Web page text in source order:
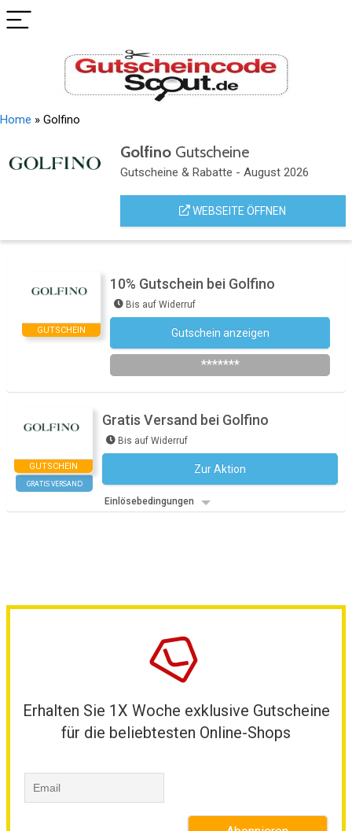
Home » Golfino
GolfinoGutscheine
Gutscheine & Rabatte - August 2026
WEBSEITE ÖFFNEN
GUTSCHEIN
10% Gutschein bei Golfino
Bis auf Widerruf
Gutschein anzeigen
*******
GUTSCHEIN
GRATIS VERSAND
Gratis Versand bei Golfino
Bis auf Widerruf
Zur Aktion
Einlösebedingungen
Erhalten Sie 1X Woche exklusive Gutscheine
für die beliebtesten Online-Shops